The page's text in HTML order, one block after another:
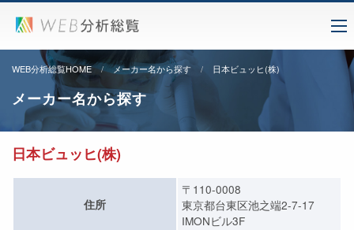
WEB分析総覧HOME メーカー名から探す 日本ビュッヒ(株)
メーカー名から探す
日本ビュッヒ(株)
住所
〒110-0008
東京都台東区池之端2-7-17
IMONビル3F